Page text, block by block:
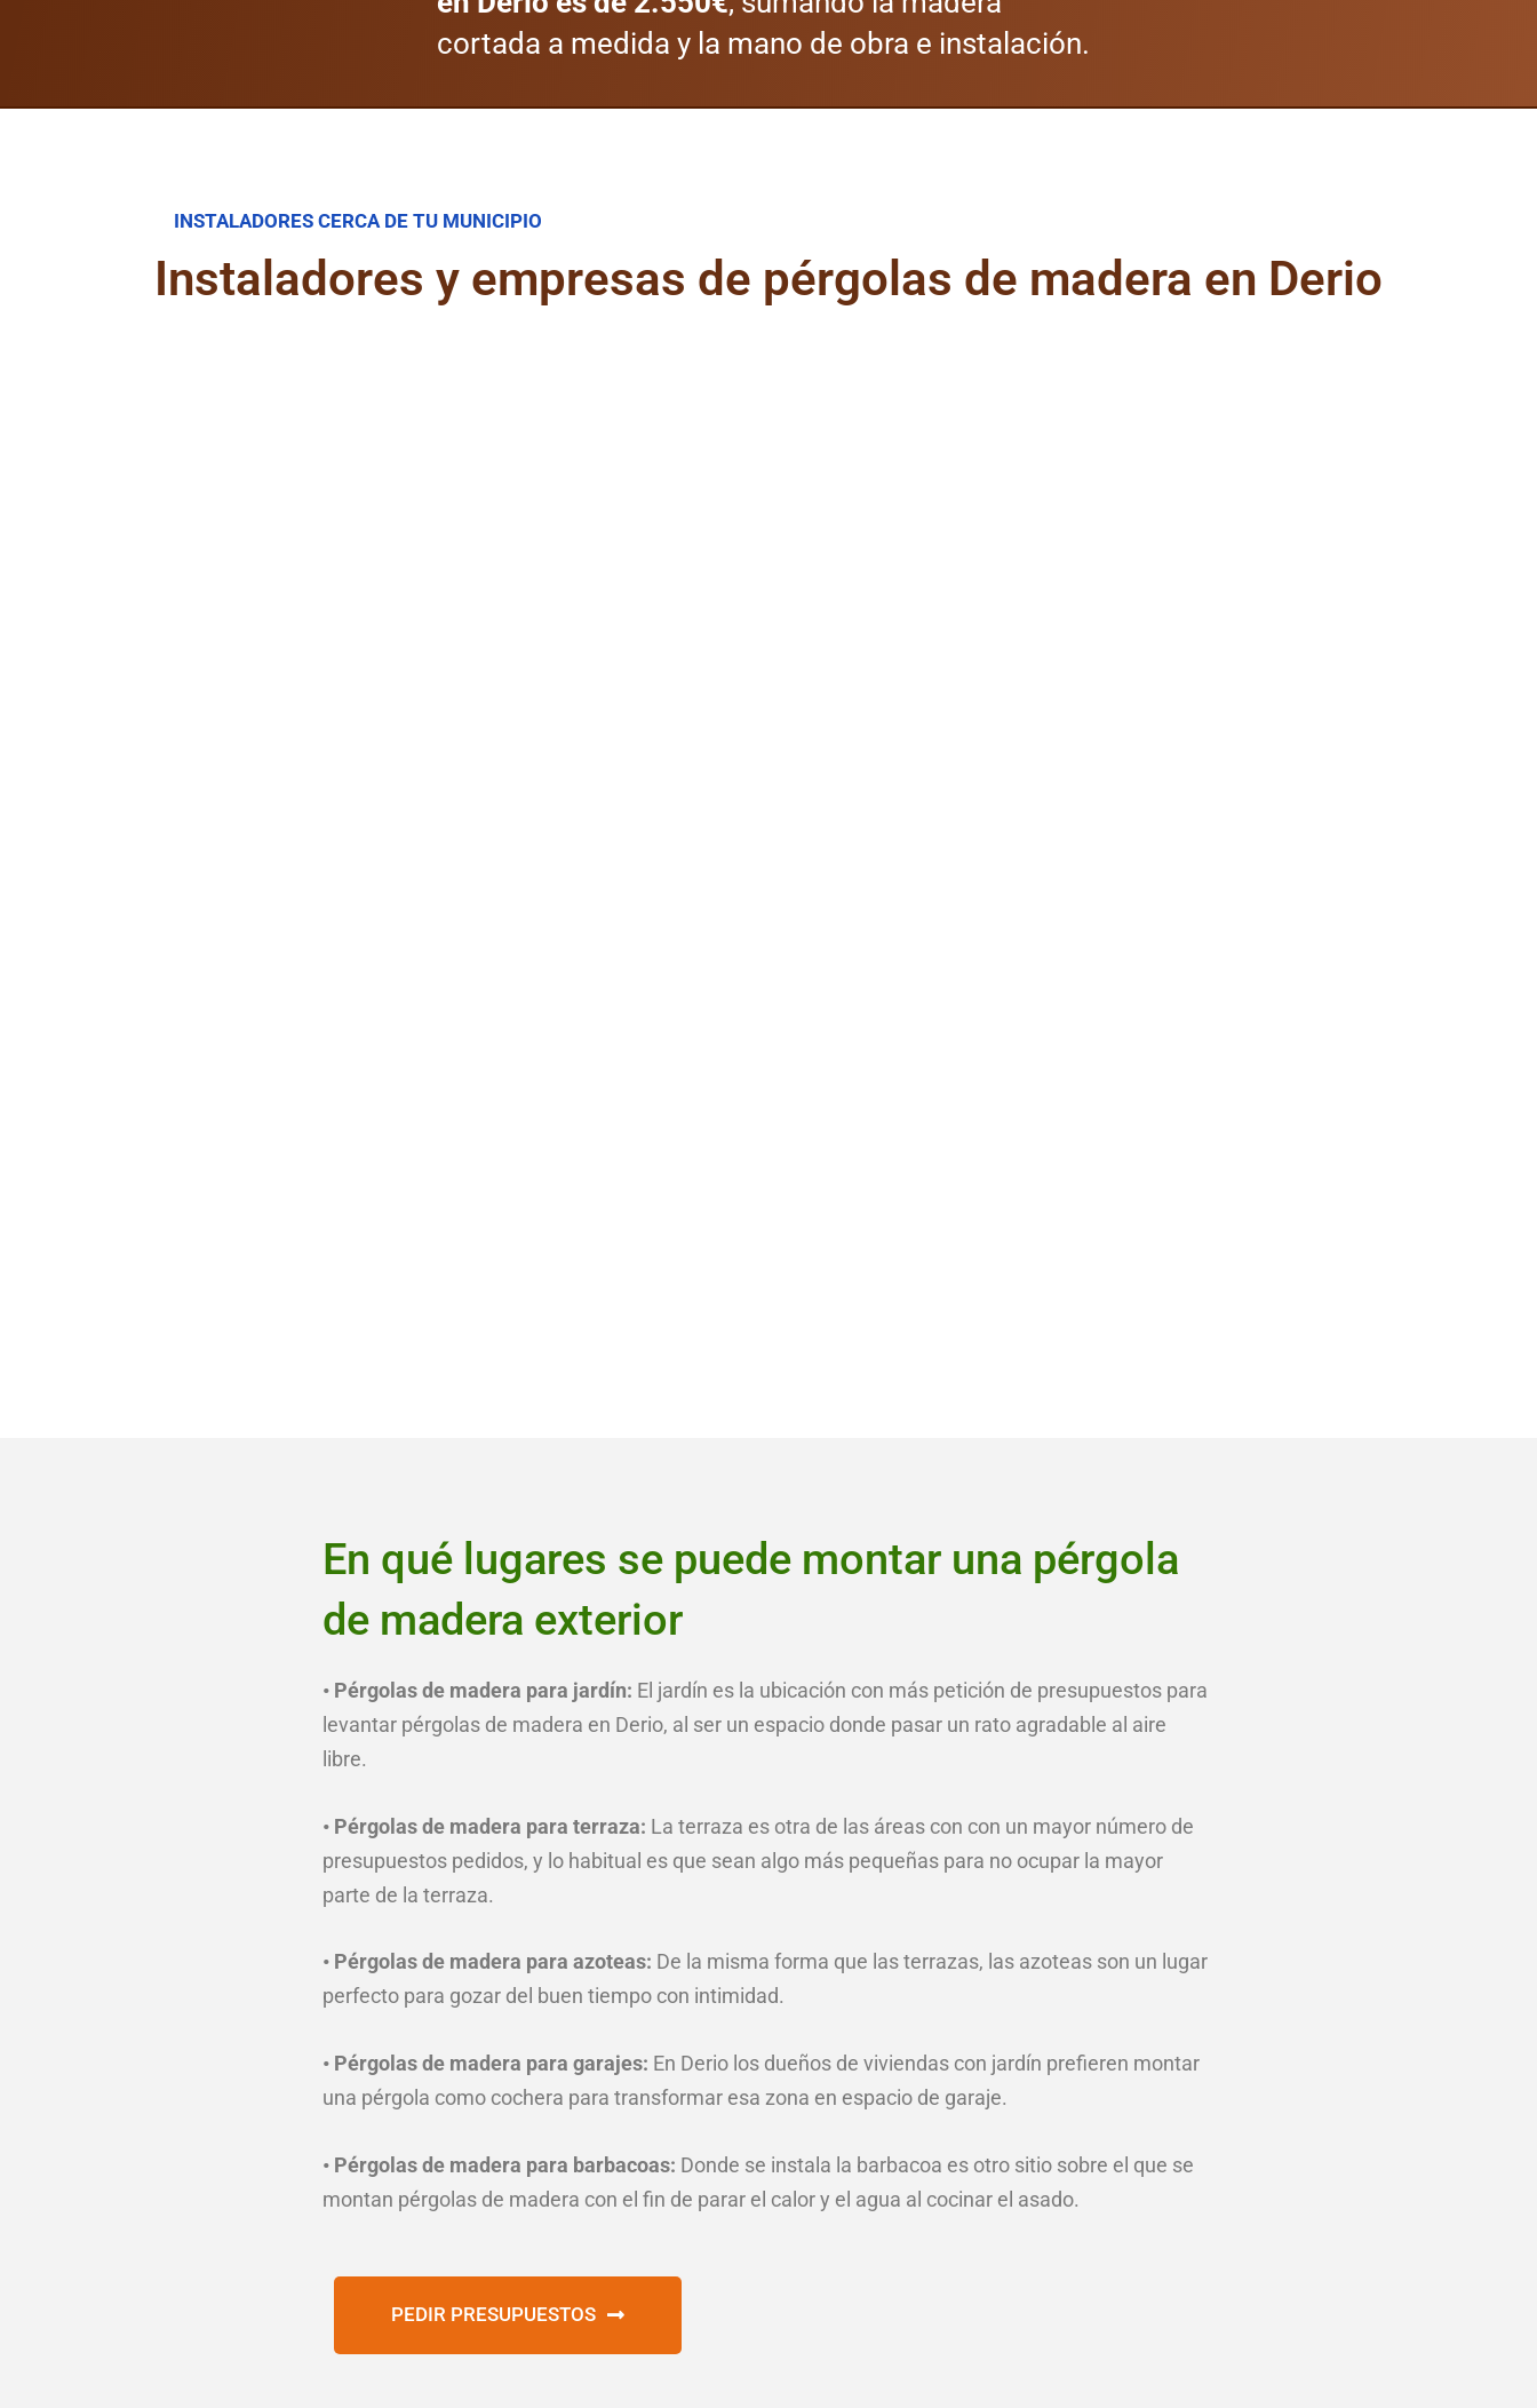
cortada a medida y la mano de obra e instalación.
INSTALADORES CERCA DE TU MUNICIPIO
Instaladores y empresas de pérgolas de madera en Derio
En qué lugares se puede montar una pérgola
de madera exterior
• Pérgolas de madera para jardín: El jardín es la ubicación con más petición de presupuestos para
levantar pérgolas de madera en Derio, al ser un espacio donde pasar un rato agradable al aire
libre.
• Pérgolas de madera para terraza: La terraza es otra de las áreas con con un mayor número de
presupuestos pedidos, y lo habitual es que sean algo más pequeñas para no ocupar la mayor
parte de la terraza.
• Pérgolas de madera para azoteas: De la misma forma que las terrazas, las azoteas son un lugar
perfecto para gozar del buen tiempo con intimidad.
• Pérgolas de madera para garajes: En Derio los dueños de viviendas con jardín prefieren montar
una pérgola como cochera para transformar esa zona en espacio de garaje.
• Pérgolas de madera para barbacoas: Donde se instala la barbacoa es otro sitio sobre el que se
montan pérgolas de madera con el fin de parar el calor y el agua al cocinar el asado.
PEDIR PRESUPUESTOS